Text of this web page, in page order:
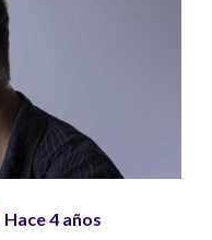
Hace 4 años